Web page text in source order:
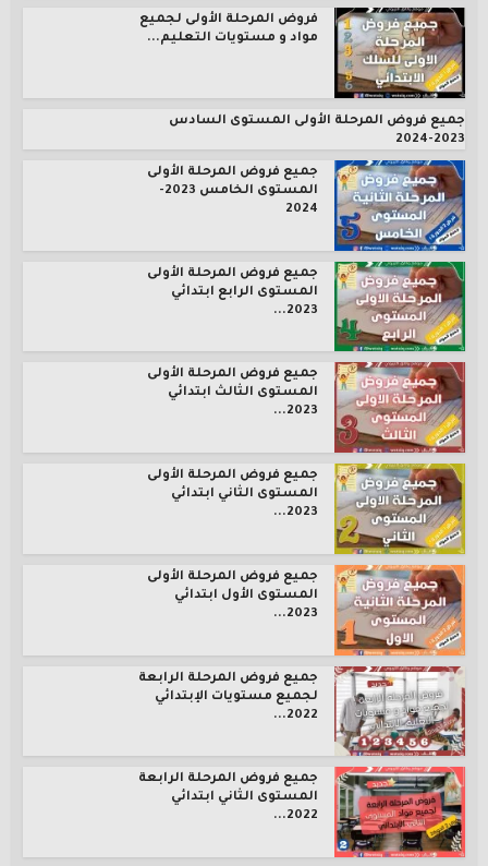
فروض المرحلة الأولى لجميع
مواد و مستويات التعليم...
جميع فروض المرحلة الأولى المستوى السادس
2023-2024
جميع فروض المرحلة الأولى
المستوى الخامس 2023-
2024
جميع فروض المرحلة الأولى
المستوى الرابع ابتدائي
2023...
جميع فروض المرحلة الأولى
المستوى الثالث ابتدائي
2023...
جميع فروض المرحلة الأولى
المستوى الثاني ابتدائي
2023...
جميع فروض المرحلة الأولى
المستوى الأول ابتدائي
2023...
جميع فروض المرحلة الرابعة
لجميع مستويات الإبتدائي
2022...
جميع فروض المرحلة الرابعة
المستوى الثاني ابتدائي
2022...